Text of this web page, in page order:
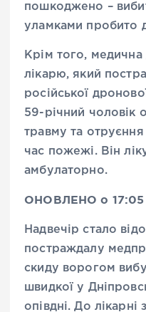
пошкоджено –
уламками пробито
Крім того,
лікарю, який
російської
59-річний чоловік
травму та
час пожежі. Він
амбулаторно.
ОНОВЛЕНО о 17:05
Надвечір стало
постраждалу
скиду ворогом
швидкої у
опівдні. До